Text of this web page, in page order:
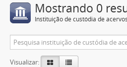
Mostrando 0
Instituição de custódia de acervos
Visualizar: